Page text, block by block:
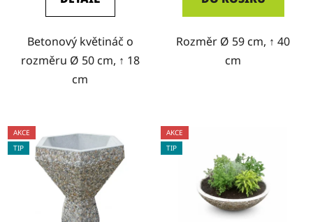
Betonový květináč o
rozměru Ø 50 cm, ↑ 18
cm
Rozměr Ø 59 cm, ↑ 40
cm
AKCE
TIP
AKCE
TIP